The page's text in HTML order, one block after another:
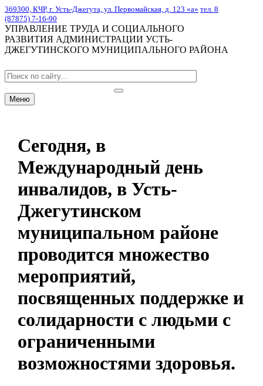
369300, КЧР, г. Усть-Джегута, ул. Первомайская, д. 123 «а» тел. 8
(87875) 7-16-90
УПРАВЛЕНИЕ ТРУДА И СОЦИАЛЬНОГО
РАЗВИТИЯ АДМИНИСТРАЦИИ УСТЬ-
ДЖЕГУТИНСКОГО МУНИЦИПАЛЬНОГО РАЙОНА
Меню
Сегодня, в
Международный день
инвалидов, в Усть-
Джегутинском
муниципальном районе
проводится множество
мероприятий,
посвященных поддержке и
солидарности с людьми с
ограниченными
возможностями здоровья.